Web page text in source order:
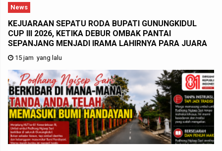
News
KEJUARAAN SEPATU RODA BUPATI GUNUNGKIDUL
CUP III 2026, KETIKA DEBUR OMBAK PANTAI
SEPANJANG MENJADI IRAMA LAHIRNYA PARA JUARA
15 jam yang lalu